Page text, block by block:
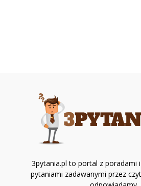
3pytania.pl to portal z poradami
pytaniami zadawanymi przez